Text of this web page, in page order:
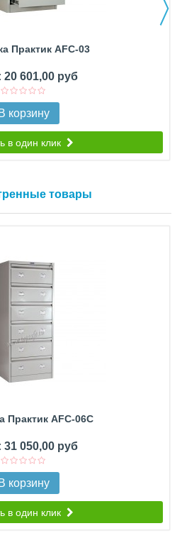
Практик AFC-03
20 601,00 руб
В корзину
в один клик
товары
Практик AFC-06С
31 050,00 руб
В корзину
в один клик